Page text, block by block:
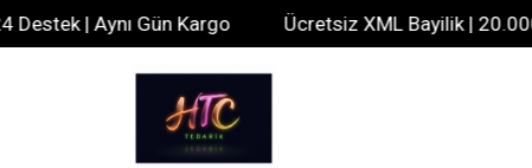
| Aynı Gün Kargo Ücretsiz XML Bayilik | 20.000+